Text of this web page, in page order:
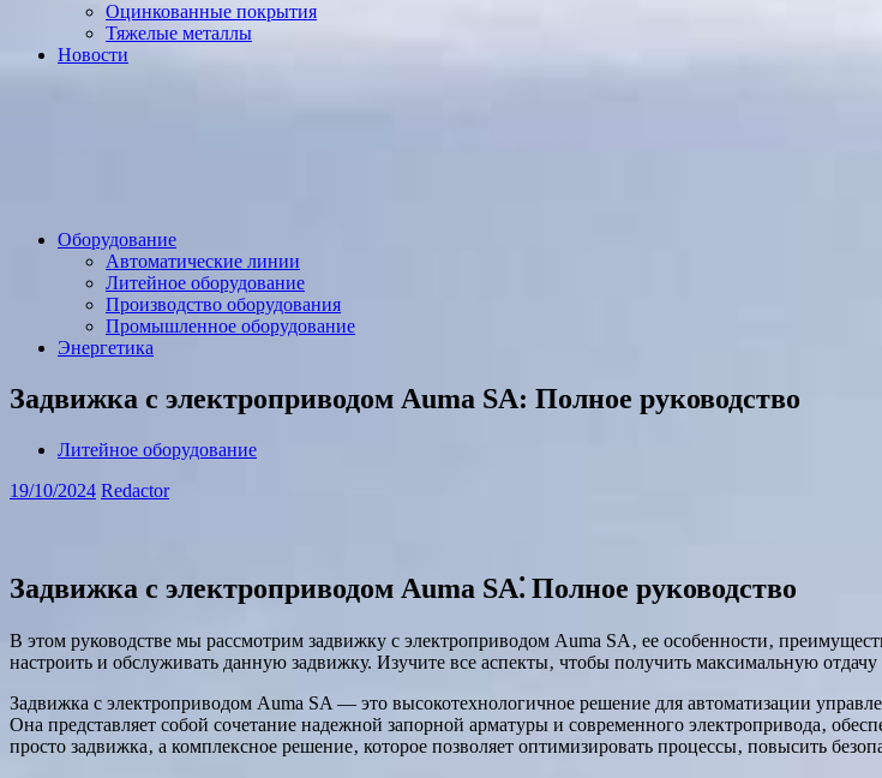
Оцинкованные покрытия
Тяжелые металлы
Новости
Оборудование
Автоматические линии
Литейное оборудование
Производство оборудования
Промышленное оборудование
Энергетика
Задвижка с электроприводом Auma SA: Полное руководство
Литейное оборудование
19/10/2024 Redactor
Задвижка с электроприводом Auma SA⁚ Полное руководство
В этом руководстве мы рассмотрим задвижку с электроприводом Auma SA‚ ее особенности‚
настроить и обслуживать данную задвижку. Изучите все аспекты‚ чтобы получить максимальную
Задвижка с электроприводом Auma SA — это высокотехнологичное решение для автоматизации
Она представляет собой сочетание надежной запорной арматуры и современного электропривода‚
просто задвижка‚ а комплексное решение‚ которое позволяет оптимизировать процессы‚ повысить